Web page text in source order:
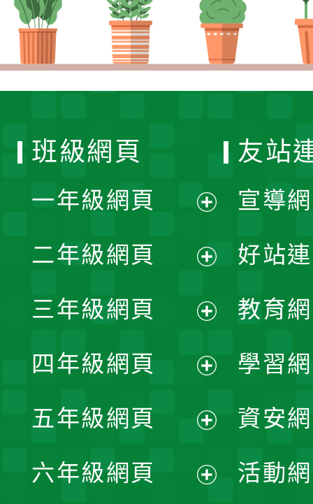
班級網頁
一年級網頁
開
選
單
二年級網頁
開
選
單
三年級網頁
開
選
單
四年級網頁
開
選
五年級網頁
開
六年級網頁
友站
宣導
好站
教育
學習
資安
活動